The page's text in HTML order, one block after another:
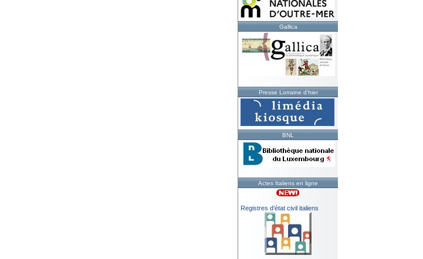
Gallica
Presse Lorraine d'hier
BNL
Actes Italiens en ligne
Registres d’état civil italiens